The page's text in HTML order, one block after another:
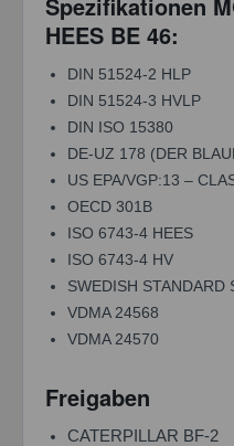
Spezifikationen
HEES BE 46:
DIN 51524-2 HLP
DIN 51524-3 HVLP
DIN ISO 15380
DE-UZ 178 (DER
US EPA/VGP:13 –
OECD 301B
ISO 6743-4 HEES
ISO 6743-4 HV
SWEDISH STANDARD
VDMA 24568
VDMA 24570
Freigaben
CATERPILLAR BF-2